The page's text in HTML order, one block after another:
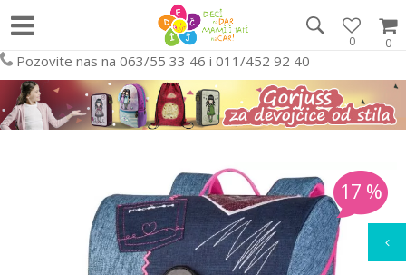
0
0
Pozovite nas na 063/55 33 46 i 011/452 92 40
17 %